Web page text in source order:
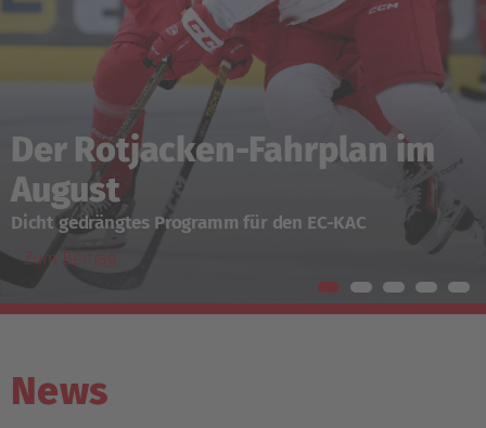
Der Rotjacken-Fahrplan im
August
Dicht gedrängtes Programm für den EC-KAC
Zum Beitrag
News